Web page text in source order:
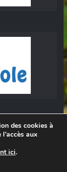
des cookies à
l'accès aux
ici.